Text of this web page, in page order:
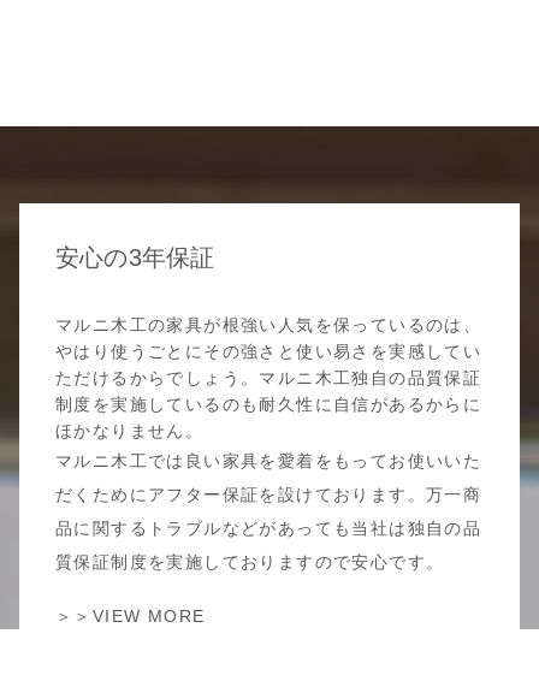
安心の3年保証
マルニ木工の家具が根強い人気を保っているのは、
やはり使うごとにその強さと使い易さを実感してい
ただけるからでしょう。マルニ木工独自の品質保証
制度を実施しているのも耐久性に自信があるからに
ほかなりません。
マルニ木工では良い家具を愛着をもってお使いいた
だくためにアフター保証を設けております。万一商
品に関するトラブルなどがあっても当社は独自の品
質保証制度を実施しておりますので安心です。
＞＞VIEW MORE